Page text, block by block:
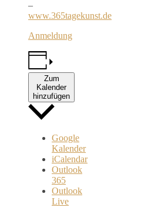
–
www.365tagekunst.de
Anmeldung
Zum
Kalender
hinzufügen
Google
Kalender
iCalendar
Outlook
365
Outlook
Live